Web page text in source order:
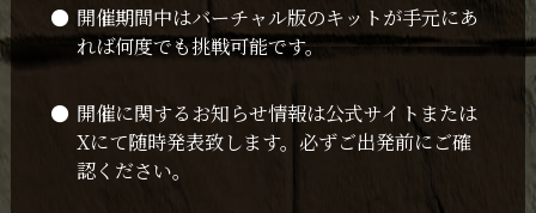
開催期間中はバーチャル版のキットが手元にあ
れば何度でも挑戦可能です。
開催に関するお知らせ情報は公式サイトまたは
Xにて随時発表致します。必ずご出発前にご確
認ください。